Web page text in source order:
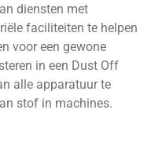
diensten met
faciliteiten te helpen
voor een gewone
in een Dust Off
alle apparatuur te
stof in machines.